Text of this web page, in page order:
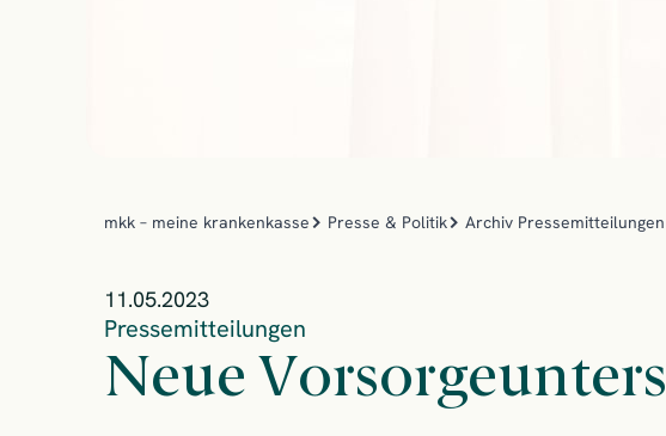
mkk – meine krankenkasse Presse & Politik Archiv Pressemitteilungen
11.05.2023
Pressemitteilungen
Neue